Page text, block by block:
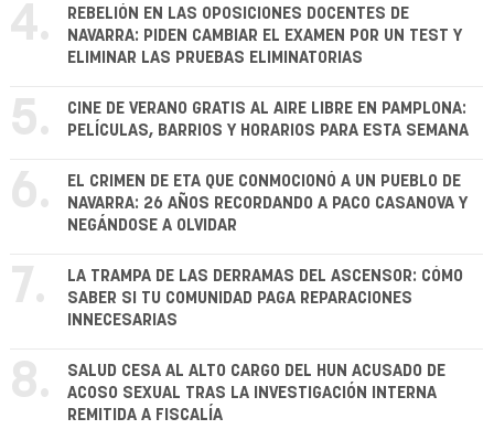
4.
REBELIÓN EN LAS OPOSICIONES DOCENTES DE
NAVARRA: PIDEN CAMBIAR EL EXAMEN POR UN TEST Y
ELIMINAR LAS PRUEBAS ELIMINATORIAS
5.
CINE DE VERANO GRATIS AL AIRE LIBRE EN PAMPLONA:
PELÍCULAS, BARRIOS Y HORARIOS PARA ESTA SEMANA
6.
EL CRIMEN DE ETA QUE CONMOCIONÓ A UN PUEBLO DE
NAVARRA: 26 AÑOS RECORDANDO A PACO CASANOVA Y
NEGÁNDOSE A OLVIDAR
7.
LA TRAMPA DE LAS DERRAMAS DEL ASCENSOR: CÓMO
SABER SI TU COMUNIDAD PAGA REPARACIONES
INNECESARIAS
8.
SALUD CESA AL ALTO CARGO DEL HUN ACUSADO DE
ACOSO SEXUAL TRAS LA INVESTIGACIÓN INTERNA
REMITIDA A FISCALÍA